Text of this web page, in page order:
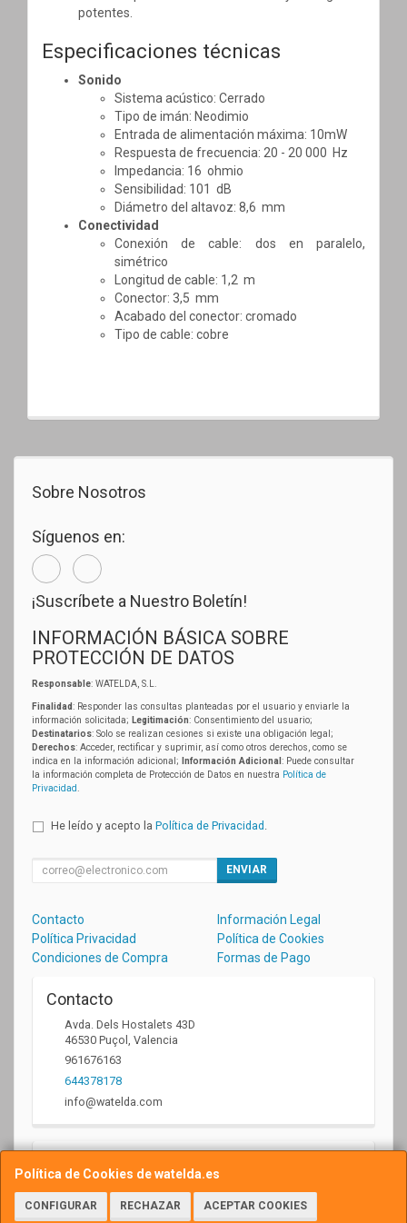
potentes.
Especificaciones técnicas
Sonido
Sistema acústico: Cerrado
Tipo de imán: Neodimio
Entrada de alimentación máxima: 10mW
Respuesta de frecuencia: 20 - 20 000 Hz
Impedancia: 16 ohmio
Sensibilidad: 101 dB
Diámetro del altavoz: 8,6 mm
Conectividad
Conexión de cable: dos en paralelo,
simétrico
Longitud de cable: 1,2 m
Conector: 3,5 mm
Acabado del conector: cromado
Tipo de cable: cobre
Política de Cookies de watelda.es
CONFIGURAR RECHAZAR ACEPTAR COOKIES
Sobre Nosotros
Síguenos en:
¡Suscríbete a Nuestro Boletín!
INFORMACIÓN BÁSICA SOBRE
PROTECCIÓN DE DATOS
Responsable: WATELDA, S.L.
Finalidad: Responder las consultas planteadas por el usuario y enviarle la
información solicitada; Legitimación: Consentimiento del usuario;
Destinatarios: Solo se realizan cesiones si existe una obligación legal;
Derechos: Acceder, rectificar y suprimir, así como otros derechos, como se
indica en la información adicional;
Información Adicional : Puede consultar
la información completa de Protección de Datos en nuestra Política de
Privacidad
He leído y acepto la Política de Privacidad
ENVIAR
Contacto
Información Legal
Política Privacidad
Política de Cookies
Condiciones de Compra
Formas de Pago
Contacto
Avda. Dels Hostalets 43D
46530 Puçol Valencia
961676163
644378178
info@watelda.com